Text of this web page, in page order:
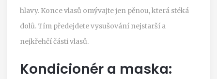
hlavy. Konce vlasů omývajte jen pěnou, která stéká
dolů. Tím předejdete vysušování nejstarší a
nejkřehčí části vlasů.
Kondicionér a maska: